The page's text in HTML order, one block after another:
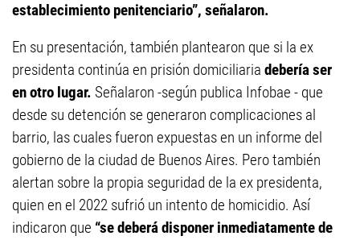
establecimiento penitenciario”, señalaron.
En su presentación, también plantearon que si la ex
presidenta continúa en prisión domiciliaria debería ser
en otro lugar. Señalaron -según publica Infobae - que
desde su detención se generaron complicaciones al
barrio, las cuales fueron expuestas en un informe del
gobierno de la ciudad de Buenos Aires. Pero también
alertan sobre la propia seguridad de la ex presidenta,
quien en el 2022 sufrió un intento de homicidio. Así
indicaron que “se deberá disponer inmediatamente de